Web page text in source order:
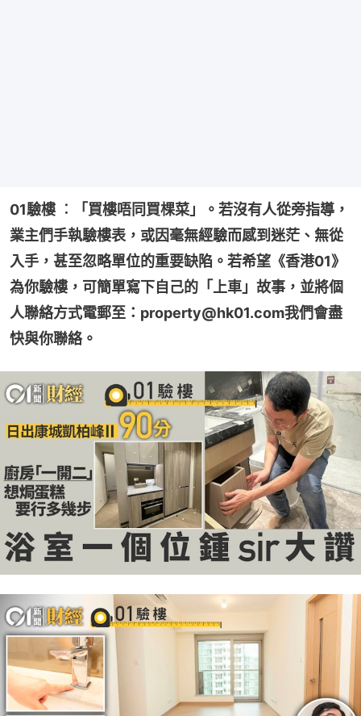
01驗樓 ︰「買樓唔同買棵菜」。若沒有人從旁指導，
業主們手執驗樓表，或因毫無經驗而感到迷茫、無從
入手，甚至忽略單位的重要缺陷。若希望《香港01》
為你驗樓，可簡單寫下自己的「上車」故事，並將個
人聯絡方式電郵至：property@hk01.com我們會盡
快與你聯絡。